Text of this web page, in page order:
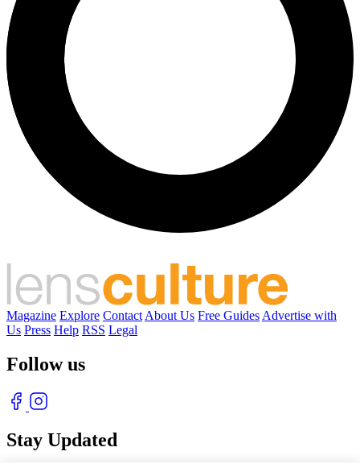
Magazine Explore Contact About Us Free Guides Advertise with
Us Press Help RSS Legal
Follow us
Stay Updated